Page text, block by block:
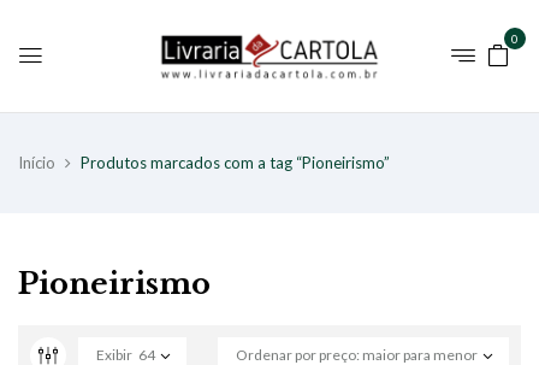
0
Início Produtos marcados com a tag “Pioneirismo”
Pioneirismo
Ordenar por preço: maior para menor
Exibir 64